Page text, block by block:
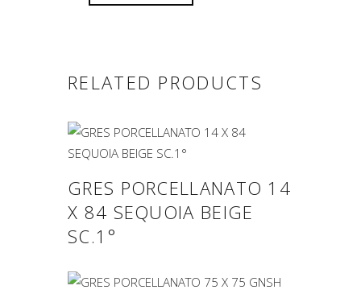
RELATED PRODUCTS
GRES PORCELLANATO 14
X 84 SEQUOIA BEIGE
SC.1°